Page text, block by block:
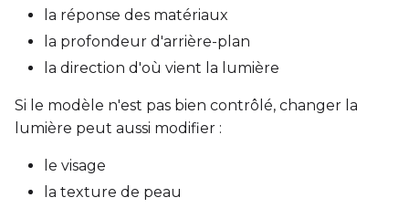
Toggle
la réponse des matériaux
la profondeur d'arrière-plan
la direction d'où vient la lumière
Si le modèle n'est pas bien contrôlé, changer la
lumière peut aussi modifier :
le visage
la texture de peau